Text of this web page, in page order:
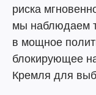
риска
мы наблюдаем
в мощное
блокирующее
Кремля для